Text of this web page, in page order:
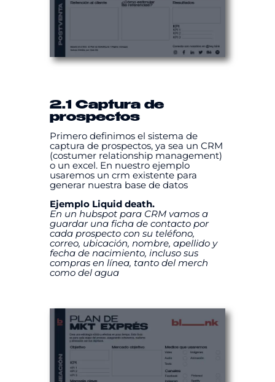
2.1 Captura de
prospectos
Primero definimos el sistema de
captura de prospectos, ya sea un CRM
(costumer relationship management)
o un excel. En nuestro ejemplo
usaremos un crm existente para
generar nuestra base de datos
Ejemplo Liquid death.
En un hubspot para CRM vamos a
guardar una ficha de contacto por
cada prospecto con su teléfono,
correo, ubicación, nombre, apellido y
fecha de nacimiento, incluso sus
compras en línea, tanto del merch
como del agua